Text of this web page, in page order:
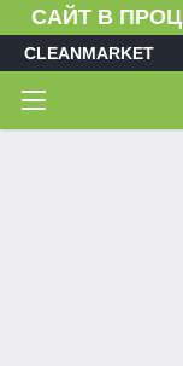
САЙТ В
CLEANMARKET